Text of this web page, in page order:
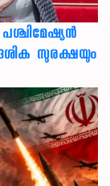
സുരക്ഷയും